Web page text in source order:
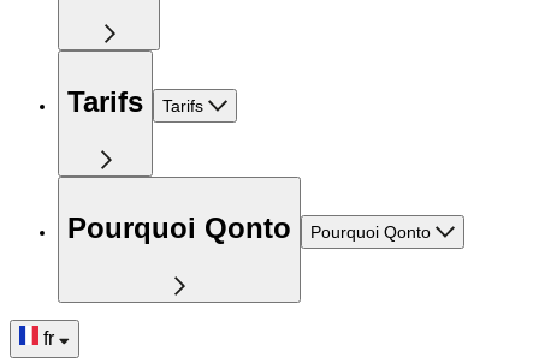
Tarifs Tarifs
Pourquoi Qonto Pourquoi Qonto
fr